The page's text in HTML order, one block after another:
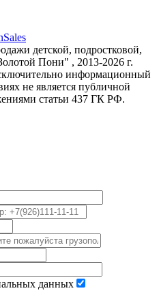
детской, подростковой,
Пони" , 2013-2026 г.
информационный
не является публичной
статьи 437 ГК РФ.
данных